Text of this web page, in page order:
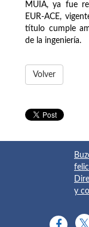
MUIA, ya fue
EUR-ACE,
título cumple
de la ingeniería.
Volver
y